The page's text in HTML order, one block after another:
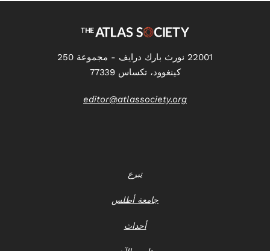
22001 نورث بارك درايف - مجموعة 250
كينغوود، تكساس 77339
editor@atlassociety.org
تبرع
جامعة أطلس
أحداث